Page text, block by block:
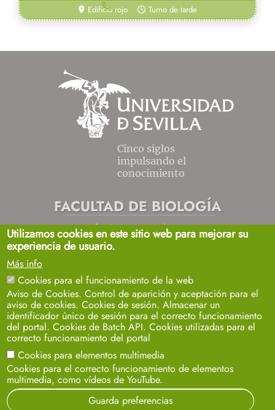
Edificio rojo Turno de tarde
954 55 27 50
Cinco siglos
impulsando el
conocimiento
FACULTAD DE BIOLOGÍA
Avda. Reina Mercedes, s/n
Sevilla 41012.
Aviso legal Protección de datos
© 2024SIC - Universidad de Sevilla
Utilizamos cookies en este sitio web para mejorar su
experiencia de usuario.
Más info
Cookies para el funcionamiento de la web
Aviso de Cookies. Control de aparición y aceptación para el
aviso de cookies. Cookies de sesión. Almacenar un
identificador único de sesión para el correcto funcionamiento
del portal. Cookies de Batch API. Cookies utilizadas para el
correcto funcionamiento del portal
Cookies para elementos multimedia
Cookies para el correcto funcionamiento de elementos
multimedia, como vídeos de YouTube.
Guarda preferencias